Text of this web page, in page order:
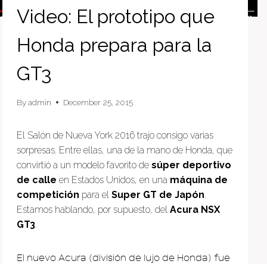
Video: El prototipo que
Honda prepara para la
GT3
Byadmin December 25, 2015
El Salón de Nueva York 2016 trajo consigo varias
sorpresas. Entre ellas, una de la mano de Honda, que
convirtió a un modelo favorito de súper deportivo
de calle en Estados Unidos, en una máquina de
competición para el Super GT de Japón.
Estamos hablando, por supuesto, del Acura NSX
GT3.
El nuevo Acura (división de lujo de Honda) fue